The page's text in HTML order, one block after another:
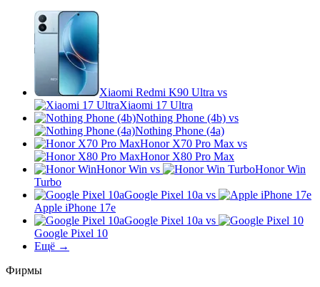
Xiaomi Redmi K90 Ultra vs
Xiaomi 17 Ultra
Nothing Phone (4b) vs
Nothing Phone (4a)
Honor X70 Pro Max vs
Honor X80 Pro Max
Honor Win vs
Honor Win
Turbo
Google Pixel 10a vs
Apple iPhone 17e
Google Pixel 10a vs
Google Pixel 10
Ещё →
Фирмы